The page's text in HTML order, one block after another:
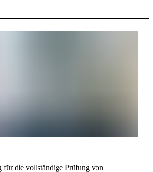
für die vollständige Prüfung von